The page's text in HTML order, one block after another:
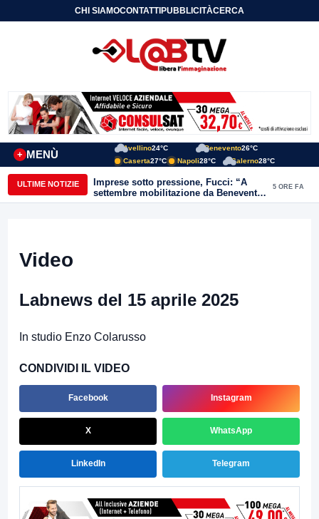
CHI SIAMOCONTATTIPUBBLICITÀCERCA
MENÙ
+
Avellino24°C Benevento26°C
Caserta27°C Napoli28°C Salerno28°C
ULTIME NOTIZIE
Imprese sotto pressione, Fucci: “A
settembre mobilitazione da Benevento
e Avellino”
5 ORE FA
Video
Labnews del 15 aprile 2025
In studio Enzo Colarusso
CONDIVIDI IL VIDEO
Facebook Instagram
X WhatsApp
LinkedIn Telegram